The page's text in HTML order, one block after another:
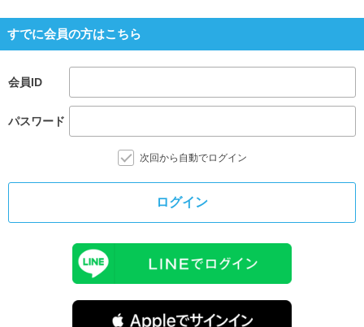
すでに会員の方はこちら
会員ID
パスワード
次回から自動でログイン
ログイン